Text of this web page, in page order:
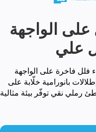
الواجهة
علي
فاخرة على الواجهة
بانورامية خلّابة على
رملي نقي توفّر بيئة مثالية